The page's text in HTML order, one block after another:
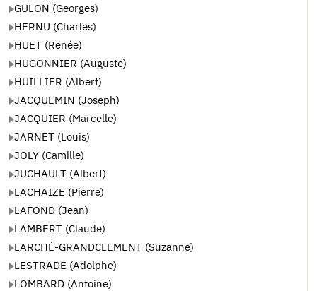
GULON (Georges)
HERNU (Charles)
HUET (Renée)
HUGONNIER (Auguste)
HUILLIER (Albert)
JACQUEMIN (Joseph)
JACQUIER (Marcelle)
JARNET (Louis)
JOLY (Camille)
JUCHAULT (Albert)
LACHAIZE (Pierre)
LAFOND (Jean)
LAMBERT (Claude)
LARCHÉ-GRANDCLEMENT (Suzanne)
LESTRADE (Adolphe)
LOMBARD (Antoine)